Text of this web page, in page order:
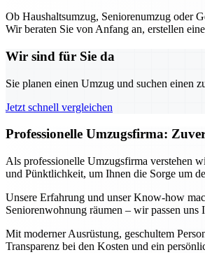
Ob Haushaltsumzug, Seniorenumzug oder
Wir beraten Sie von Anfang an, erstellen
Wir sind für Sie da
Sie planen einen Umzug und suchen einen
Jetzt schnell vergleichen
Professionelle Umzugsfirma:
Als professionelle Umzugsfirma verstehen
und Pünktlichkeit, um Ihnen die Sorge um
Unsere Erfahrung und unser Know-how
Seniorenwohnung räumen – wir passen
Mit moderner Ausrüstung, geschultem
Transparenz bei den Kosten und ein